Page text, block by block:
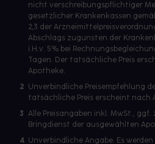
nicht verschreibungspflichtiger
gesetzlicher Krankenkassen gemäß
2,3 der
Abschlags zugunsten der
i.H.v. 5% bei
Tagen. Der tatsächliche Preis
Apotheke.
2 Unverbindliche Preisempfehlung
tatsächliche Preis erscheint nach
3 Alle Preisangaben inkl. MwSt.,
Bringdienst der ausgewählten
4 Unverbindliche Angabe. Es werden